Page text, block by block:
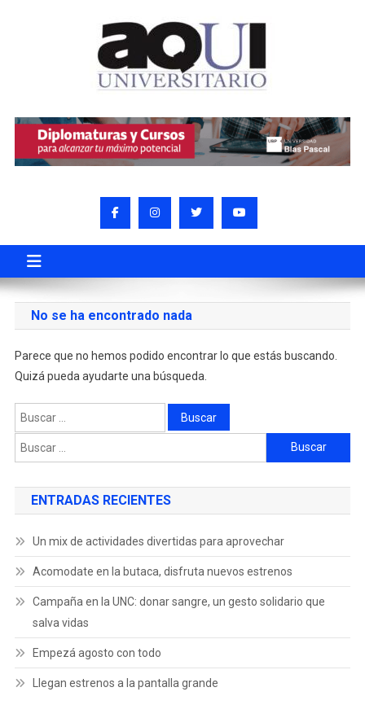
No se ha encontrado nada
Parece que no hemos podido encontrar lo que estás buscando.
Quizá pueda ayudarte una búsqueda.
ENTRADAS RECIENTES
Un mix de actividades divertidas para aprovechar
Acomodate en la butaca, disfruta nuevos estrenos
Campaña en la UNC: donar sangre, un gesto solidario que
salva vidas
Empezá agosto con todo
Llegan estrenos a la pantalla grande